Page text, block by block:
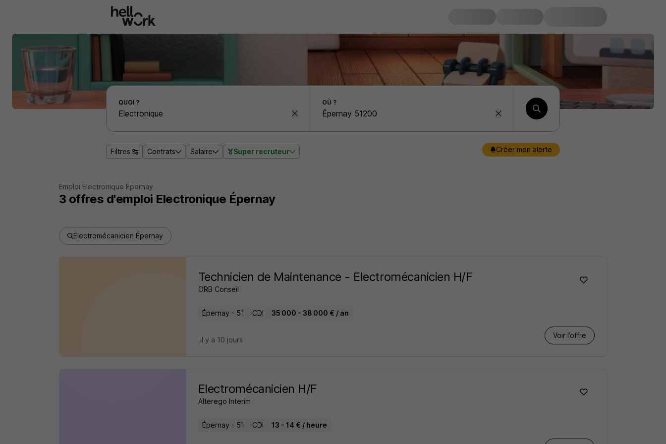
Effectuer une recherche d'emploi par localité
QUOI ? OÙ ?
Filtres Contrats Salaire Super recruteur Créer mon alerte
Emploi Electronique Épernay
3 offres d'emploi Electronique Épernay
Electromécanicien Épernay
Technicien de Maintenance - Electromécanicien H/F
ORB Conseil
Épernay - 51 CDI 35 000 - 38 000 € / an
Voir l’offre
il y a 10 jours
Electromécanicien H/F
Alterego Interim
Épernay - 51 CDI 13 - 14 € / heure